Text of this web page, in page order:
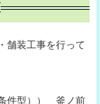
舗装工事を行って
件型）） 釜ノ前